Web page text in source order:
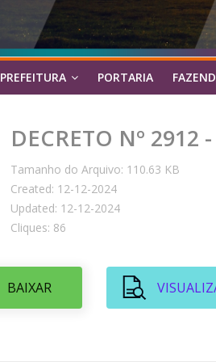
PREFEITURA PORTARIA
DECRETO Nº 2912
Tamanho do Arquivo: 110.63 KB
Created: 12-12-2024
Updated: 12-12-2024
Cliques: 86
BAIXAR